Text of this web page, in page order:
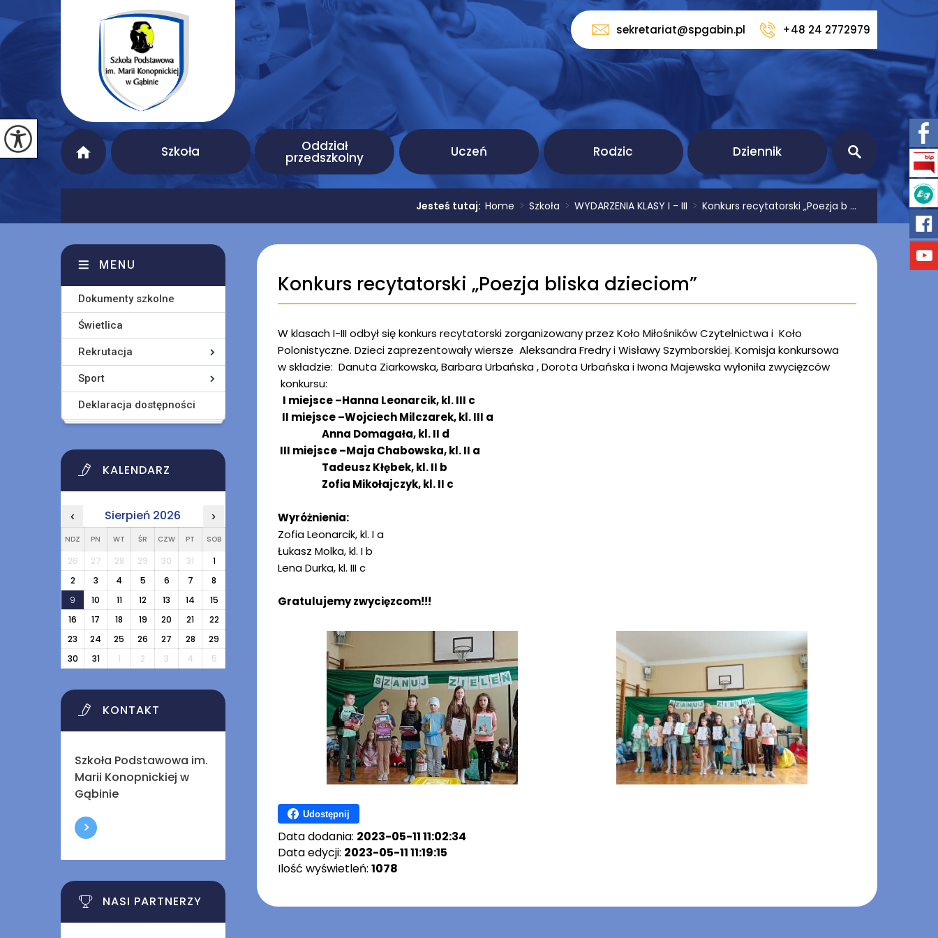
sekretariat@spgabin.pl +48 24 2772979
Szkoła Oddział
przedszkolny Uczeń Rodzic Dziennik
Jesteś tutaj: Home > Szkoła > WYDARZENIA KLASY I - III > Konkurs recytatorski „Poezja b ...
Konkurs recytatorski „Poezja bliska dzieciom”
W klasach I-III odbył się konkurs recytatorski zorganizowany przez Koło Miłośników Czytelnictwa i Koło
Polonistyczne. Dzieci zaprezentowały wiersze Aleksandra Fredry i Wisławy Szymborskiej. Komisja konkursowa
w składzie: Danuta Ziarkowska, Barbara Urbańska , Dorota Urbańska i Iwona Majewska wyłoniła zwycięzców
konkursu:
I miejsce –Hanna Leonarcik, kl. III c
II miejsce –Wojciech Milczarek, kl. III a
Anna Domagała, kl. II d
III miejsce –Maja Chabowska, kl. II a
Tadeusz Kłębek, kl. II b
Zofia Mikołajczyk, kl. II c
Wyróżnienia:
Zofia Leonarcik, kl. I a
Łukasz Molka, kl. I b
Lena Durka, kl. III c
Gratulujemy zwycięzcom!!!
Udostępnij
Data dodania: 2023-05-11 11:02:34
Data edycji: 2023-05-11 11:19:15
Ilość wyświetleń: 1078
MENU
Dokumenty szkolne
Świetlica
Rekrutacja
Sport
Deklaracja dostępności
KALENDARZ
‹ Sierpień 2026 ›
NDZ PN WT ŚR CZW PT SOB
26 27 28 29 30 31
1
2
3 4 5 6 7
8
9
10 11 12 13 14
15
16
17 18 19 20 21
22
23
24 25 26 27 28
29
30
31 1 2 3 4 5
KONTAKT
Szkoła Podstawowa im.
Marii Konopnickiej w
Gąbinie
NASI PARTNERZY